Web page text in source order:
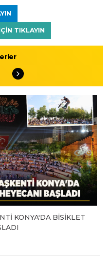
TIKLAYIN
KONYA'DA BİSİKLET